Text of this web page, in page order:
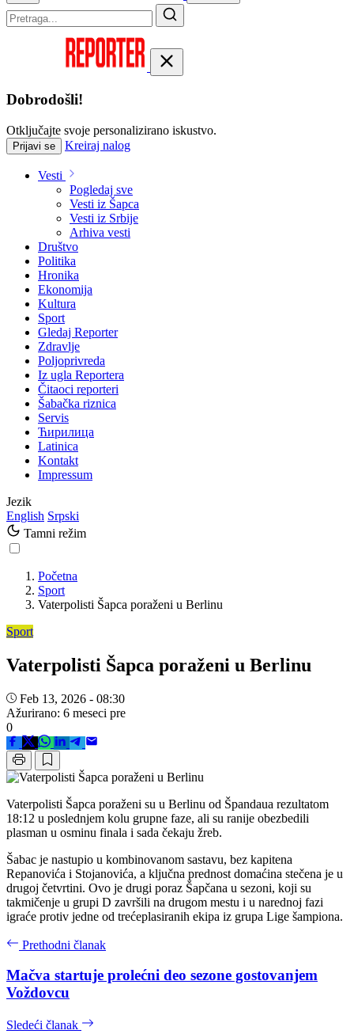
Dobrodošli!
Otključajte svoje personalizirano iskustvo.
Prijavi se Kreiraj nalog
Vesti
Pogledaj sve
Vesti iz Šapca
Vesti iz Srbije
Arhiva vesti
Društvo
Politika
Hronika
Ekonomija
Kultura
Sport
Gledaj Reporter
Zdravlje
Poljoprivreda
Iz ugla Reportera
Čitaoci reporteri
Šabačka riznica
Servis
Ћирилица
Latinica
Kontakt
Impressum
Jezik
English Srpski
Tamni režim
Početna
Sport
Vaterpolisti Šapca poraženi u Berlinu
Sport
Vaterpolisti Šapca poraženi u Berlinu
Feb 13, 2026 - 08:30
Ažurirano: 6 meseci pre
0
Vaterpolisti Šapca poraženi su u Berlinu od Špandaua rezultatom
18:12 u poslednjem kolu grupne faze, ali su ranije obezbedili
plasman u osminu finala i sada čekaju žreb.
Šabac je nastupio u kombinovanom sastavu, bez kapitena
Repanovića i Stojanovića, a ključna prednost domaćina stečena je u
drugoj četvrtini. Ovo je drugi poraz Šapčana u sezoni, koji su
takmičenje u grupi D završili na drugom mestu i u narednoj fazi
igraće protiv jedne od trećeplasiranih ekipa iz grupa Lige šampiona.
Prethodni članak
Mačva startuje prolećni deo sezone gostovanjem
Voždovcu
Sledeći članak